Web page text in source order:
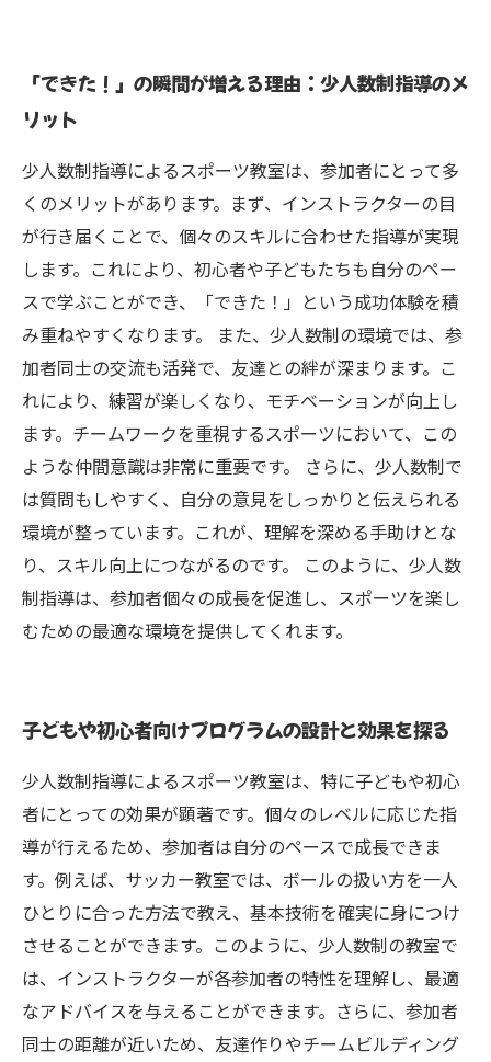
「できた！」の瞬間が増える理由：少人数制指導のメ
リット
少人数制指導によるスポーツ教室は、参加者にとって多
くのメリットがあります。まず、インストラクターの目
が行き届くことで、個々のスキルに合わせた指導が実現
します。これにより、初心者や子どもたちも自分のペー
スで学ぶことができ、「できた！」という成功体験を積
み重ねやすくなります。 また、少人数制の環境では、参
加者同士の交流も活発で、友達との絆が深まります。こ
れにより、練習が楽しくなり、モチベーションが向上し
ます。チームワークを重視するスポーツにおいて、この
ような仲間意識は非常に重要です。 さらに、少人数制で
は質問もしやすく、自分の意見をしっかりと伝えられる
環境が整っています。これが、理解を深める手助けとな
り、スキル向上につながるのです。 このように、少人数
制指導は、参加者個々の成長を促進し、スポーツを楽し
むための最適な環境を提供してくれます。
子どもや初心者向けプログラムの設計と効果を探る
少人数制指導によるスポーツ教室は、特に子どもや初心
者にとっての効果が顕著です。個々のレベルに応じた指
導が行えるため、参加者は自分のペースで成長できま
す。例えば、サッカー教室では、ボールの扱い方を一人
ひとりに合った方法で教え、基本技術を確実に身につけ
させることができます。このように、少人数制の教室で
は、インストラクターが各参加者の特性を理解し、最適
なアドバイスを与えることができます。さらに、参加者
同士の距離が近いため、友達作りやチームビルディング